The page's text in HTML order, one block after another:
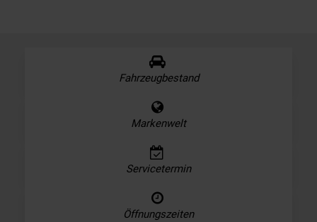
Fahrzeugbestand
Markenwelt
Servicetermin
Öffnungszeiten